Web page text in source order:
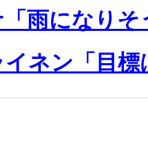
雨になりそ
ネン「目